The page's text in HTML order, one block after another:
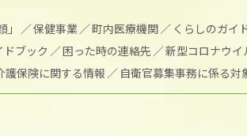
保健事業 町内医療機関 くらしのガイ
ドブック 困った時の連絡先
新型コロナウイ
護保険に関する情報 自衛官募集事務に係る対